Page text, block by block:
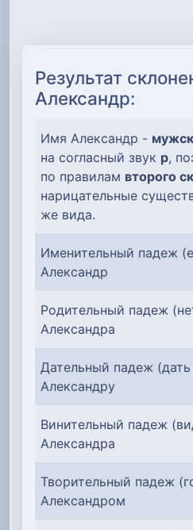
Результат
Александр:
Имя Александр -
на согласный звук р,
по правилам второго
нарицательные
же вида.
Именительный падеж
Александр
Родительный падеж
Александра
Дательный падеж
Александру
Винительный падеж
Александра
Творительный падеж
Александром